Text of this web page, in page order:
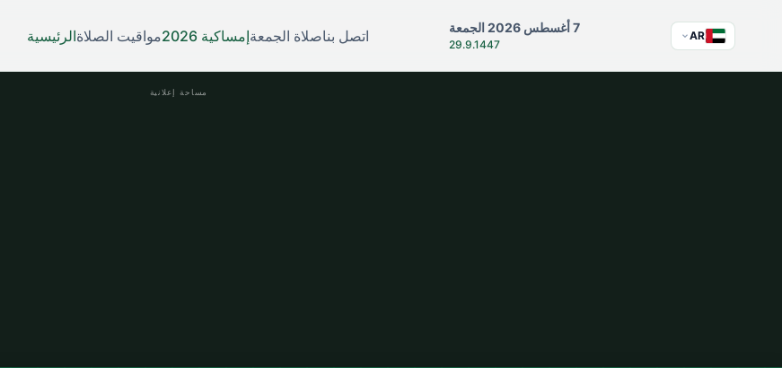
الرئيسيةمواقيت الصلاة إمساكية 2026صلاة الجمعةاتصل بنا 7 أغسطس 2026 الجمعة
29.9.1447
AR
مساحة إعلانية